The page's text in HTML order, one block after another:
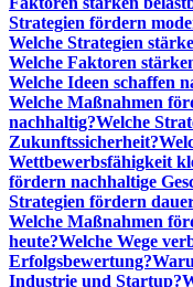
Strategien fördern
Welche Strategien
Welche Faktoren
Welche Ideen schaffen
Welche Maßnahmen
nachhaltig?Welche
Zukunftssicherheit?
Wettbewerbsfähigkeit
fördern nachhaltige
Strategien fördern
Welche Maßnahmen
heute?Welche Wege
Erfolgsbewertung?
Industrie und Startup?